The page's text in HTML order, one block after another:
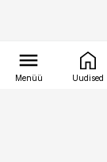
Menüü Uudised